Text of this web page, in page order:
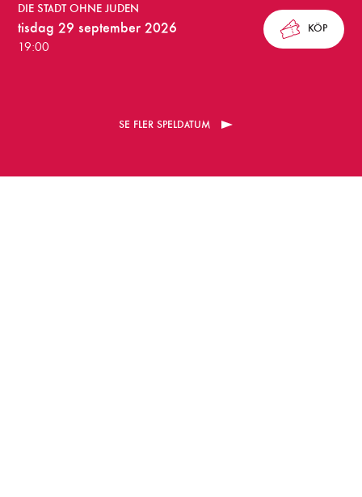
n
g
DIE STADT OHNE JUDEN
tisdag 29 september 2026
19:00
KÖP
SE FLER SPELDATUM